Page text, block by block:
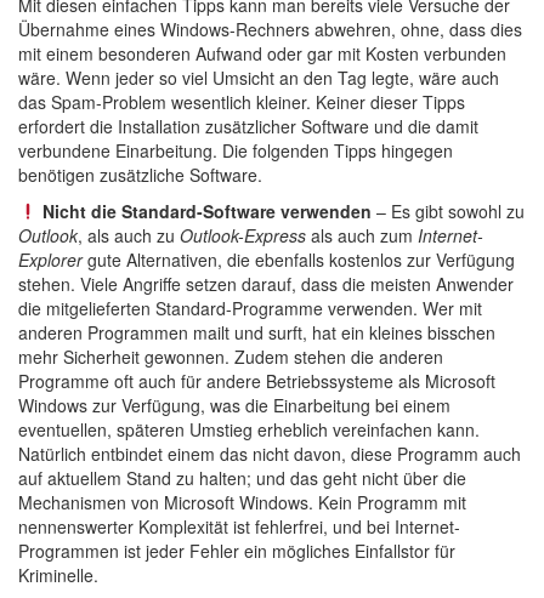
Mit diesen einfachen Tipps kann man bereits viele Versuche der
Übernahme eines Windows-Rechners abwehren, ohne, dass dies
mit einem besonderen Aufwand oder gar mit Kosten verbunden
wäre. Wenn jeder so viel Umsicht an den Tag legte, wäre auch
das Spam-Problem wesentlich kleiner. Keiner dieser Tipps
erfordert die Installation zusätzlicher Software und die damit
verbundene Einarbeitung. Die folgenden Tipps hingegen
benötigen zusätzliche Software.
Nicht die Standard-Software verwenden – Es gibt sowohl zu
Outlook, als auch zu Outlook-Express als auch zum Internet-
Explorergute Alternativen, die ebenfalls kostenlos zur Verfügung
stehen. Viele Angriffe setzen darauf, dass die meisten Anwender
die mitgelieferten Standard-Programme verwenden. Wer mit
anderen Programmen mailt und surft, hat ein kleines bisschen
mehr Sicherheit gewonnen. Zudem stehen die anderen
Programme oft auch für andere Betriebssysteme als Microsoft
Windows zur Verfügung, was die Einarbeitung bei einem
eventuellen, späteren Umstieg erheblich vereinfachen kann.
Natürlich entbindet einem das nicht davon, diese Programm auch
auf aktuellem Stand zu halten; und das geht nicht über die
Mechanismen von Microsoft Windows. Kein Programm mit
nennenswerter Komplexität ist fehlerfrei, und bei Internet-
Programmen ist jeder Fehler ein mögliches Einfallstor für
Kriminelle.